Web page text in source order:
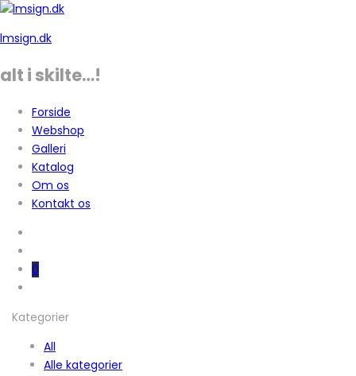
lmsign.dk
alt i skilte…!
Forside
Webshop
Galleri
Katalog
Om os
Kontakt os
0
Kategorier
All
Alle kategorier